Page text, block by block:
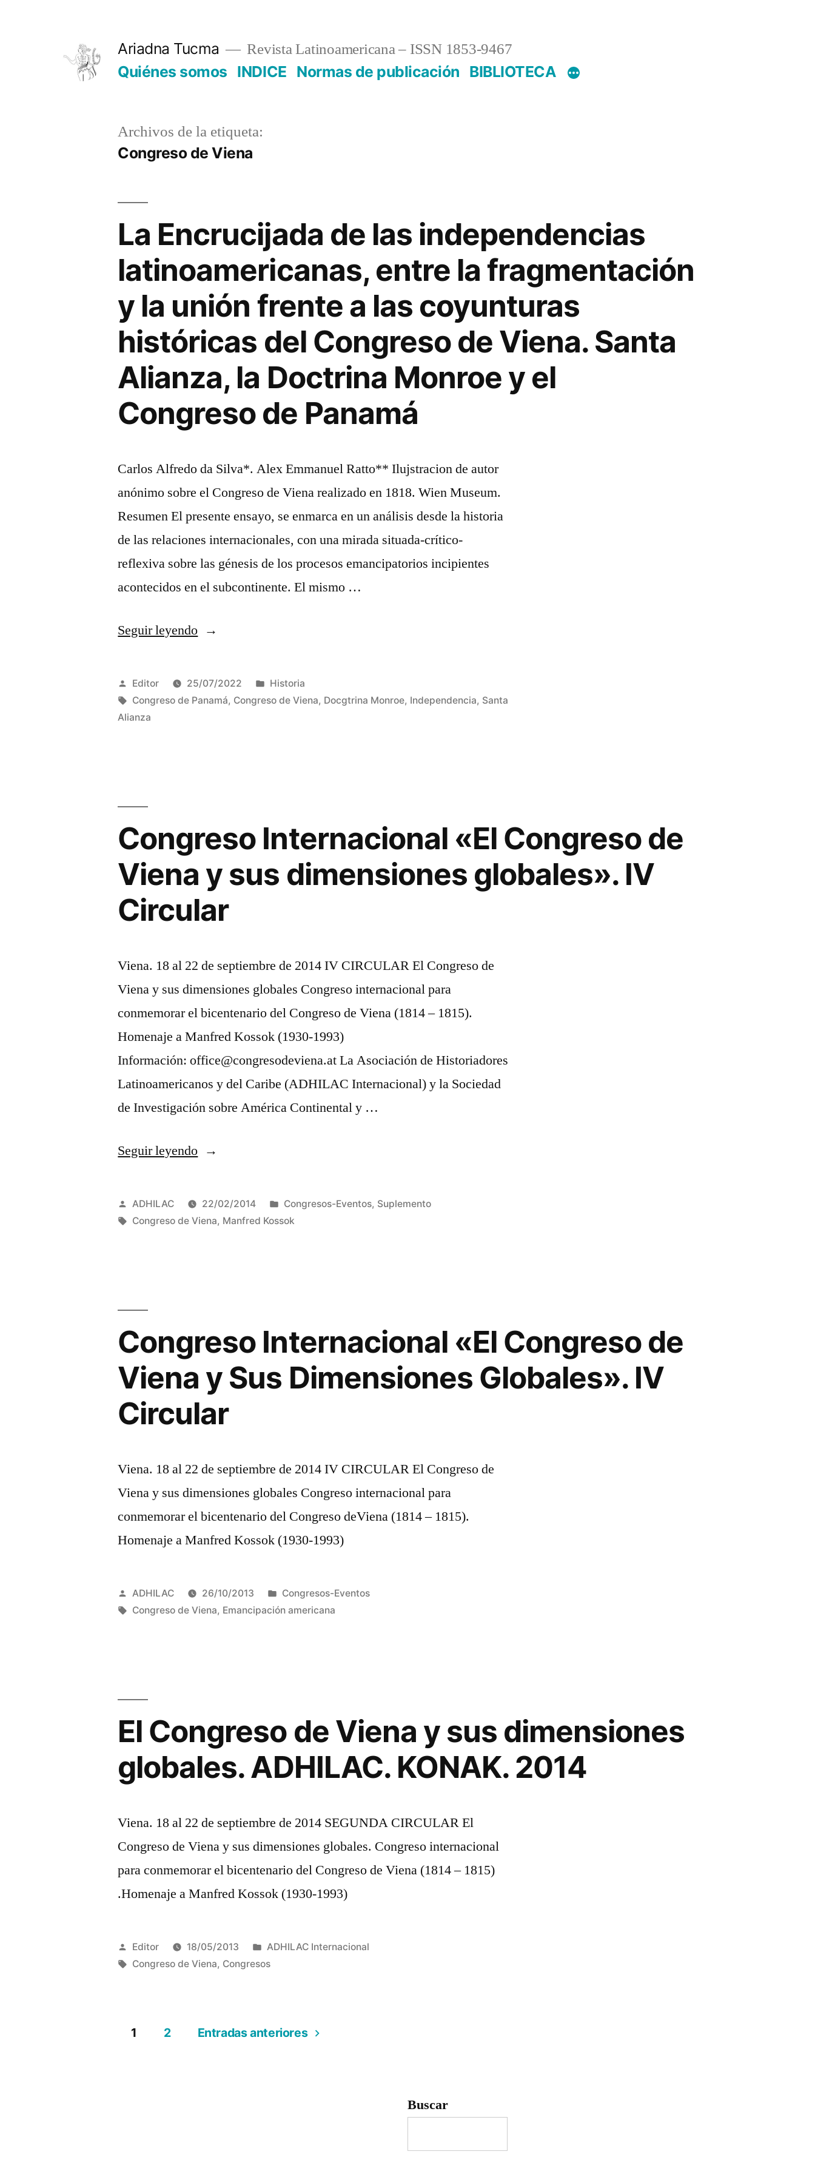
Ariadna Tucma Revista Latinoamericana – ISSN 1853-9467
Quiénes somos INDICE Normas de publicación BIBLIOTECA
Archivos de la etiqueta:
Congreso de Viena
La Encrucijada de las independencias
latinoamericanas, entre la fragmentación
y la unión frente a las coyunturas
históricas del Congreso de Viena. Santa
Alianza, la Doctrina Monroe y el
Congreso de Panamá
Carlos Alfredo da Silva*. Alex Emmanuel Ratto** Ilujstracion de autor
anónimo sobre el Congreso de Viena realizado en 1818. Wien Museum.
Resumen El presente ensayo, se enmarca en un análisis desde la historia
de las relaciones internacionales, con una mirada situada-crítico-
reflexiva sobre las génesis de los procesos emancipatorios incipientes
acontecidos en el subcontinente. El mismo …
Seguir leyendo«La
de
las
y
la
unión
frente
las
coyunturas
históricas
del
Congreso
de
Viena.
Alianza,
Doctrina
Monroe
Panamá»
Publicado
por
Editor 25/07/2022
Publicado
en
Historia
Etiquetas:
Congreso de Panamá, Congreso de Viena, Docgtrina Monroe, Independencia, Santa
Alianza
Congreso Internacional «El Congreso de
Viena y sus dimensiones globales». IV
Circular
Viena. 18 al 22 de septiembre de 2014 IV CIRCULAR El Congreso de
Viena y sus dimensiones globales Congreso internacional para
conmemorar el bicentenario del Congreso de Viena (1814 – 1815).
Homenaje a Manfred Kossok (1930-1993)
Información: office@congresodeviena.at La Asociación de Historiadores
Latinoamericanos y del Caribe (ADHILAC Internacional) y la Sociedad
de Investigación sobre América Continental y …
Seguir leyendo«Congreso
«El
Congreso
dimensiones
globales».
IV
Circular»
Publicado
por
ADHILAC 22/02/2014
Publicado
en
Congresos-Eventos, Suplemento
Etiquetas:
Congreso de Viena, Manfred Kossok
Congreso Internacional «El Congreso de
Viena y Sus Dimensiones Globales». IV
Circular
Viena. 18 al 22 de septiembre de 2014 IV CIRCULAR El Congreso de
Viena y sus dimensiones globales Congreso internacional para
conmemorar el bicentenario del Congreso deViena (1814 – 1815).
Homenaje a Manfred Kossok (1930-1993)
Publicado
por
ADHILAC 26/10/2013
Publicado
en
Congresos-Eventos
Etiquetas:
Congreso de Viena, Emancipación americana
El Congreso de Viena y sus dimensiones
globales. ADHILAC. KONAK. 2014
Viena. 18 al 22 de septiembre de 2014 SEGUNDA CIRCULAR El
Congreso de Viena y sus dimensiones globales. Congreso internacional
para conmemorar el bicentenario del Congreso de Viena (1814 – 1815)
.Homenaje a Manfred Kossok (1930-1993)
Publicado
por
Editor 18/05/2013
Publicado
en
ADHILAC Internacional
Etiquetas:
Congreso de Viena, Congresos
1 2 Entradas anteriores
Buscar